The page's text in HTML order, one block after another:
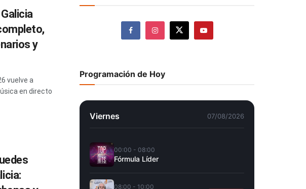
y
vuelve a
en directo
Programación de Hoy
Viernes 07/08/2026
00:00 - 08:00
Fórmula Líder
08:00 - 10:00